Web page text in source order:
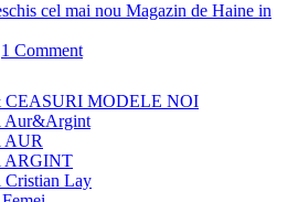
cel mai nou Magazin de Haine in
1 Comment
CEASURI MODELE NOI
Aur&Argint
AUR
ARGINT
Lay